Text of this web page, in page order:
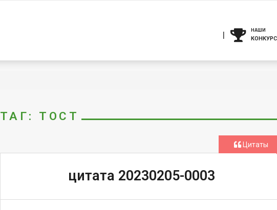
НАШИ
ТАГ: ТОСТ
цитата 20230205-0003
Цитаты